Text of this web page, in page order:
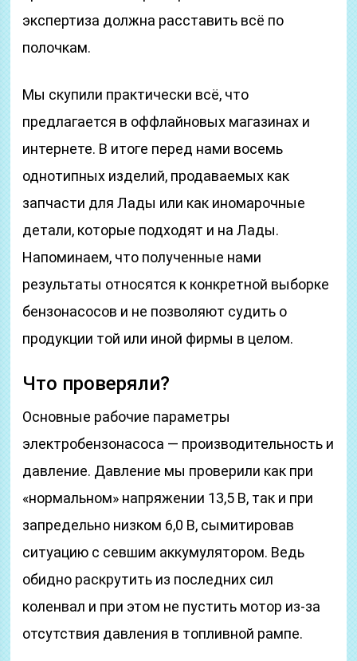
экспертиза должна расставить всё по
полочкам.
Мы скупили практически всё, что
предлагается в оффлайновых магазинах и
интернете. В итоге перед нами восемь
однотипных изделий, продаваемых как
запчасти для Лады или как иномарочные
детали, которые подходят и на Лады.
Напоминаем, что полученные нами
результаты относятся к конкретной выборке
бензонасосов и не позволяют судить о
продукции той или иной фирмы в целом.
Что проверяли?
Основные рабочие параметры
электробензонасоса — производительность и
давление. Давление мы проверили как при
«нормальном» напряжении 13,5 В, так и при
запредельно низком 6,0 В, сымитировав
ситуацию с севшим аккумулятором. Ведь
обидно раскрутить из последних сил
коленвал и при этом не пустить мотор из-за
отсутствия давления в топливной рампе.